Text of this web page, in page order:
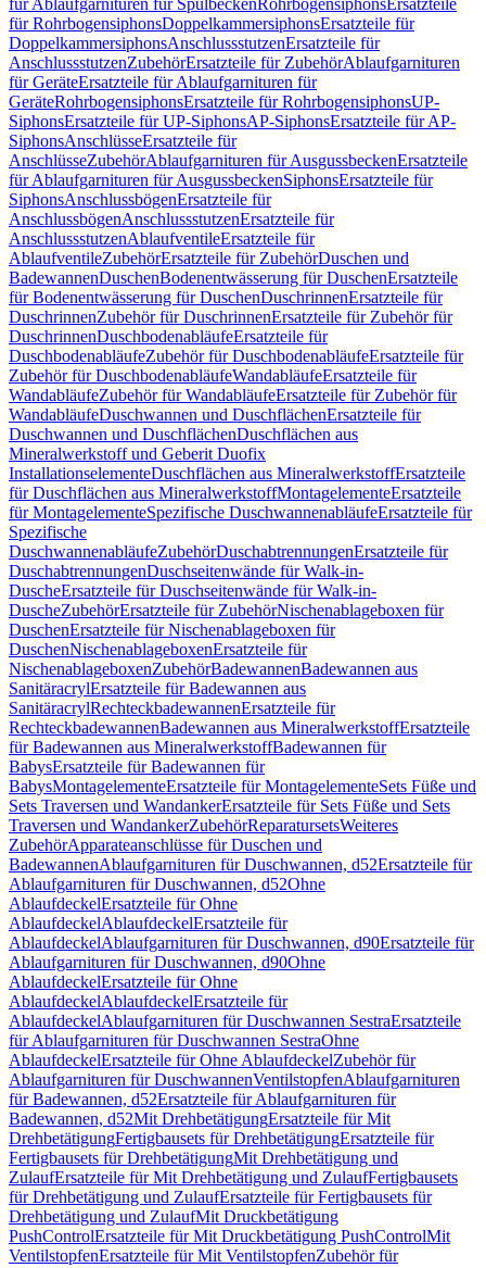
für Ablaufgarnituren für SpülbeckenRohrbogensiphonsErsatzteile
für RohrbogensiphonsDoppelkammersiphonsErsatzteile für
DoppelkammersiphonsAnschlussstutzenErsatzteile für
AnschlussstutzenZubehörErsatzteile für ZubehörAblaufgarnituren
für GeräteErsatzteile für Ablaufgarnituren für
GeräteRohrbogensiphonsErsatzteile für RohrbogensiphonsUP-
SiphonsErsatzteile für UP-SiphonsAP-SiphonsErsatzteile für AP-
SiphonsAnschlüsseErsatzteile für
AnschlüsseZubehörAblaufgarnituren für AusgussbeckenErsatzteile
für Ablaufgarnituren für AusgussbeckenSiphonsErsatzteile für
SiphonsAnschlussbögenErsatzteile für
AnschlussbögenAnschlussstutzenErsatzteile für
AnschlussstutzenAblaufventileErsatzteile für
AblaufventileZubehörErsatzteile für ZubehörDuschen und
BadewannenDuschenBodenentwässerung für DuschenErsatzteile
für Bodenentwässerung für DuschenDuschrinnenErsatzteile für
DuschrinnenZubehör für DuschrinnenErsatzteile für Zubehör für
DuschrinnenDuschbodenabläufeErsatzteile für
DuschbodenabläufeZubehör für DuschbodenabläufeErsatzteile für
Zubehör für DuschbodenabläufeWandabläufeErsatzteile für
WandabläufeZubehör für WandabläufeErsatzteile für Zubehör für
WandabläufeDuschwannen und DuschflächenErsatzteile für
Duschwannen und DuschflächenDuschflächen aus
Mineralwerkstoff und Geberit Duofix
InstallationselementeDuschflächen aus MineralwerkstoffErsatzteile
für Duschflächen aus MineralwerkstoffMontagelementeErsatzteile
für MontagelementeSpezifische DuschwannenabläufeErsatzteile für
Spezifische
DuschwannenabläufeZubehörDuschabtrennungenErsatzteile für
DuschabtrennungenDuschseitenwände für Walk-in-
DuscheErsatzteile für Duschseitenwände für Walk-in-
DuscheZubehörErsatzteile für ZubehörNischenablageboxen für
DuschenErsatzteile für Nischenablageboxen für
DuschenNischenablageboxenErsatzteile für
NischenablageboxenZubehörBadewannenBadewannen aus
SanitäracrylErsatzteile für Badewannen aus
SanitäracrylRechteckbadewannenErsatzteile für
RechteckbadewannenBadewannen aus MineralwerkstoffErsatzteile
für Badewannen aus MineralwerkstoffBadewannen für
BabysErsatzteile für Badewannen für
BabysMontagelementeErsatzteile für MontagelementeSets Füße und
Sets Traversen und WandankerErsatzteile für Sets Füße und Sets
Traversen und WandankerZubehörReparatursetsWeiteres
ZubehörApparateanschlüsse für Duschen und
BadewannenAblaufgarnituren für Duschwannen, d52Ersatzteile für
Ablaufgarnituren für Duschwannen, d52Ohne
AblaufdeckelErsatzteile für Ohne
AblaufdeckelAblaufdeckelErsatzteile für
AblaufdeckelAblaufgarnituren für Duschwannen, d90Ersatzteile für
Ablaufgarnituren für Duschwannen, d90Ohne
AblaufdeckelErsatzteile für Ohne
AblaufdeckelAblaufdeckelErsatzteile für
AblaufdeckelAblaufgarnituren für Duschwannen SestraErsatzteile
für Ablaufgarnituren für Duschwannen SestraOhne
AblaufdeckelErsatzteile für Ohne AblaufdeckelZubehör für
Ablaufgarnituren für DuschwannenVentilstopfenAblaufgarnituren
für Badewannen, d52Ersatzteile für Ablaufgarnituren für
Badewannen, d52Mit DrehbetätigungErsatzteile für Mit
DrehbetätigungFertigbausets für DrehbetätigungErsatzteile für
Fertigbausets für DrehbetätigungMit Drehbetätigung und
ZulaufErsatzteile für Mit Drehbetätigung und ZulaufFertigbausets
für Drehbetätigung und ZulaufErsatzteile für Fertigbausets für
Drehbetätigung und ZulaufMit Druckbetätigung
PushControlErsatzteile für Mit Druckbetätigung PushControlMit
VentilstopfenErsatzteile für Mit VentilstopfenZubehör für